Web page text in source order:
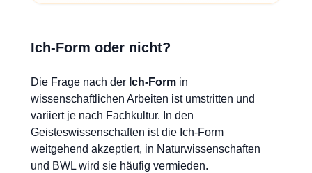
Ich-Form oder nicht?
Die Frage nach der Ich-Form in
wissenschaftlichen Arbeiten ist umstritten und
variiert je nach Fachkultur. In den
Geisteswissenschaften ist die Ich-Form
weitgehend akzeptiert, in Naturwissenschaften
und BWL wird sie häufig vermieden.